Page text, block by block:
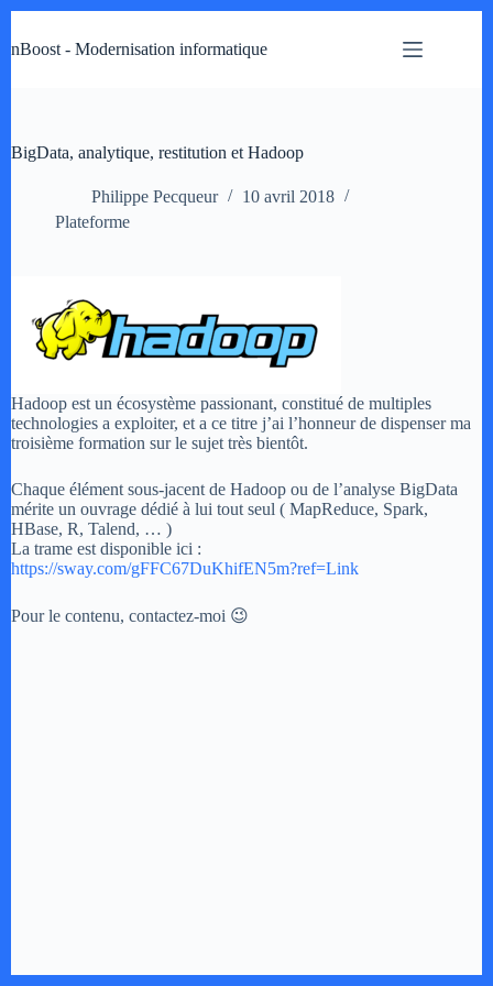
au
contenu
nBoost - Modernisation informatique
BigData, analytique, restitution et Hadoop
Philippe Pecqueur
10 avril 2018
Plateforme
Hadoop est un écosystème passionant, constitué de multiples
technologies a exploiter, et a ce titre j’ai l’honneur de dispenser ma
troisième formation sur le sujet très bientôt.
Chaque élément sous-jacent de Hadoop ou de l’analyse BigData
mérite un ouvrage dédié à lui tout seul ( MapReduce, Spark,
HBase, R, Talend, … )
La trame est disponible ici :
https://sway.com/gFFC67DuKhifEN5m?ref=Link
Pour le contenu, contactez-moi 😉